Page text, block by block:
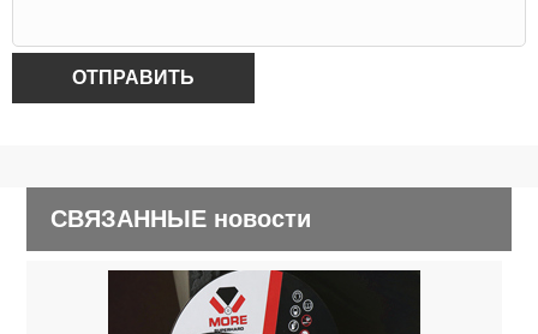
ОТПРАВИТЬ
СВЯЗАННЫЕ новости